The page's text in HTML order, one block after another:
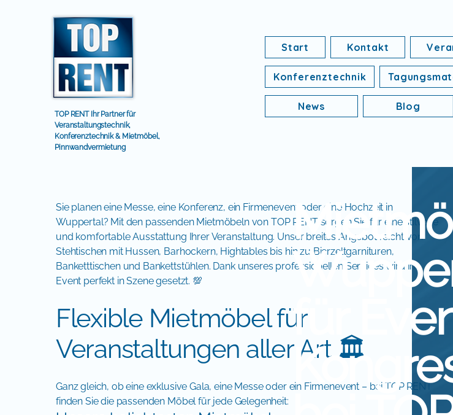
TOP RENT Ihr Partner für
Veranstaltungstechnik,
Konferenztechnik & Mietmöbel,
Pinnwandvermietung
Start Kontakt
Konferenztechnik
News Blog
Sie planen eine Messe, eine Konferenz, ein Firmenevent oder eine Hochzeit in
Wuppertal? Mit den passenden Mietmöbeln von TOP RENT sorgen Sie für eine stilvolle
und komfortable Ausstattung Ihrer Veranstaltung. Unser breites Angebot reicht von
Stehtischen mit Hussen, Barhockern, Hightables bis hin zu Bierzeltgarnituren,
Banketttischen und Bankettstühlen. Dank unseres professionellen Services wird Ihr
Event perfekt in Szene gesetzt. 💯
Flexible Mietmöbel für
Veranstaltungen aller Art 🏛️
Ganz gleich, ob eine exklusive Gala, eine Messe oder ein Firmenevent – bei TOP RENT
finden Sie die passenden Möbel für jede Gelegenheit:
für